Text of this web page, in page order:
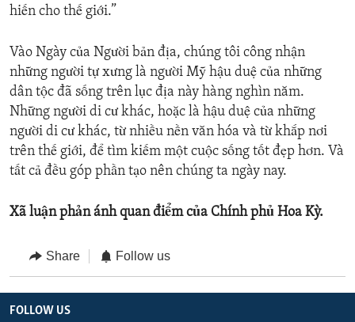
hiến cho thế giới.”
Vào Ngày của Người bản địa, chúng tôi công nhận
những người tự xưng là người Mỹ hậu duệ của những
dân tộc đã sống trên lục địa này hàng nghìn năm.
Những người di cư khác, hoặc là hậu duệ của những
người di cư khác, từ nhiều nền văn hóa và từ khắp nơi
trên thế giới, để tìm kiếm một cuộc sống tốt đẹp hơn. Và
tất cả đều góp phần tạo nên chúng ta ngày nay.
Xã luận phản ánh quan điểm của Chính phủ Hoa Kỳ.
Share Follow us
FOLLOW US